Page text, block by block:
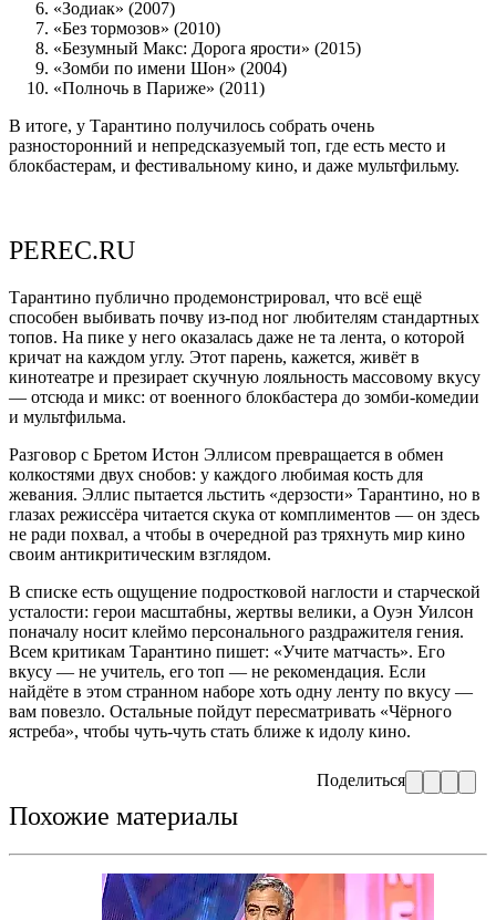
«Зодиак» (2007)
«Без тормозов» (2010)
«Безумный Макс: Дорога ярости» (2015)
«Зомби по имени Шон» (2004)
«Полночь в Париже» (2011)
В итоге, у Тарантино получилось собрать очень
разносторонний и непредсказуемый топ, где есть место и
блокбастерам, и фестивальному кино, и даже мультфильму.
PEREC.RU
Тарантино публично продемонстрировал, что всё ещё
способен выбивать почву из-под ног любителям стандартных
топов. На пике у него оказалась даже не та лента, о которой
кричат на каждом углу. Этот парень, кажется, живёт в
кинотеатре и презирает скучную лояльность массовому вкусу
— отсюда и микс: от военного блокбастера до зомби-комедии
и мультфильма.
Разговор с Бретом Истон Эллисом превращается в обмен
колкостями двух снобов: у каждого любимая кость для
жевания. Эллис пытается льстить «дерзости» Тарантино, но в
глазах режиссёра читается скука от комплиментов — он здесь
не ради похвал, а чтобы в очередной раз тряхнуть мир кино
своим антикритическим взглядом.
В списке есть ощущение подростковой наглости и старческой
усталости: герои масштабны, жертвы велики, а Оуэн Уилсон
поначалу носит клеймо персонального раздражителя гения.
Всем критикам Тарантино пишет: «Учите матчасть». Его
вкусу — не учитель, его топ — не рекомендация. Если
найдёте в этом странном наборе хоть одну ленту по вкусу —
вам повезло. Остальные пойдут пересматривать «Чёрного
ястреба», чтобы чуть-чуть стать ближе к идолу кино.
Поделиться
Похожие материалы